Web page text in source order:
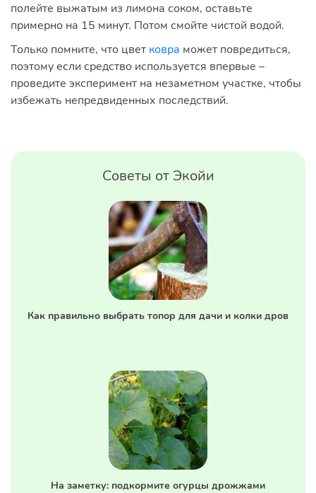
полейте выжатым из лимона соком, оставьте
примерно на 15 минут. Потом смойте чистой водой.
Только помните, что цвет ковра может повредиться,
поэтому если средство используется впервые –
проведите эксперимент на незаметном участке, чтобы
избежать непредвиденных последствий.
Советы от Экойи
Как правильно выбрать топор для дачи и колки дров
На заметку: подкормите огурцы дрожжами